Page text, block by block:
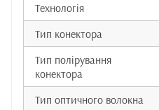
Технологія
Тип конектора
Тип полірування
конектора
Тип оптичного волокна